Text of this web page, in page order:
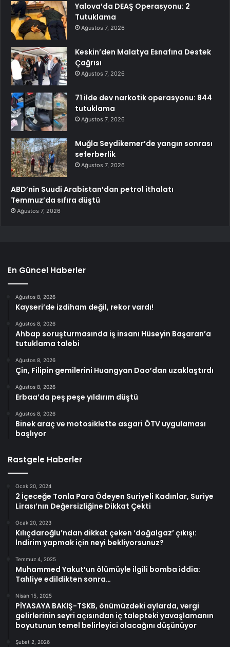
Yalova’da DEAŞ Operasyonu: 2
Tutuklama
Ağustos 7, 2026
Keskin’den Malatya Esnafına Destek
Çağrısı
Ağustos 7, 2026
71 ilde dev narkotik operasyonu: 844
tutuklama
Ağustos 7, 2026
Muğla Seydikemer’de yangın sonrası
seferberlik
Ağustos 7, 2026
ABD’nin Suudi Arabistan’dan petrol ithalatı
Temmuz’da sıfıra düştü
Ağustos 7, 2026
En Güncel Haberler
Ağustos 8, 2026
Kayseri’de izdiham değil, rekor vardı!
Ağustos 8, 2026
Ahbap soruşturmasında iş insanı Hüseyin Başaran’a
tutuklama talebi
Ağustos 8, 2026
Çin, Filipin gemilerini Huangyan Dao’dan uzaklaştırdı
Ağustos 8, 2026
Erbaa’da peş peşe yıldırım düştü
Ağustos 8, 2026
Binek araç ve motosiklette asgari ÖTV uygulaması
başlıyor
Rastgele Haberler
Ocak 20, 2024
2 İçeceğe Tonla Para Ödeyen Suriyeli Kadınlar, Suriye
Lirası’nın Değersizliğine Dikkat Çekti
Ocak 20, 2023
Kılıçdaroğlu’ndan dikkat çeken ‘doğalgaz’ çıkışı:
İndirim yapmak için neyi bekliyorsunuz?
Temmuz 4, 2025
Muhammed Yakut’un ölümüyle ilgili bomba iddia:
Tahliye edildikten sonra…
Nisan 15, 2025
PİYASAYA BAKIŞ-TSKB, önümüzdeki aylarda, vergi
gelirlerinin seyri açısından iç talepteki yavaşlamanın
boyutunun temel belirleyici olacağını düşünüyor
Şubat 2, 2026